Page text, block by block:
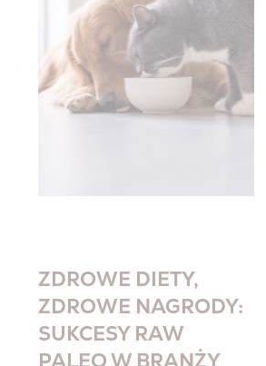
ZDROWE DIETY,
ZDROWE NAGRODY:
SUKCESY RAW
PALEO W BRANŻY